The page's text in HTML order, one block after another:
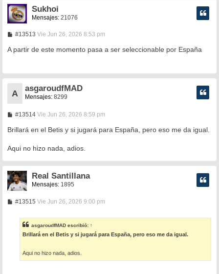
Sukhoi
Mensajes: 21076
#13513M
n
s
e
Vie Jun 26, 2026 8:53 pm
A partir de este momento pasa a ser seleccionable por España
A
asgaroudfMAD
Mensajes: 8299
#13514M
n
j
Vie Jun 26, 2026 8:59 pm
Brillará en el Betis y si jugará para España, pero eso me da igual.
Aqui no hizo nada, adios.
Real Santillana
Mensajes: 1895
#13515M
a
j
Vie Jun 26, 2026 9:00 pm
asgaroudfMAD escribió: ↑
Brillará en el Betis y si jugará para España, pero eso me da igual.
Aqui no hizo nada, adios.